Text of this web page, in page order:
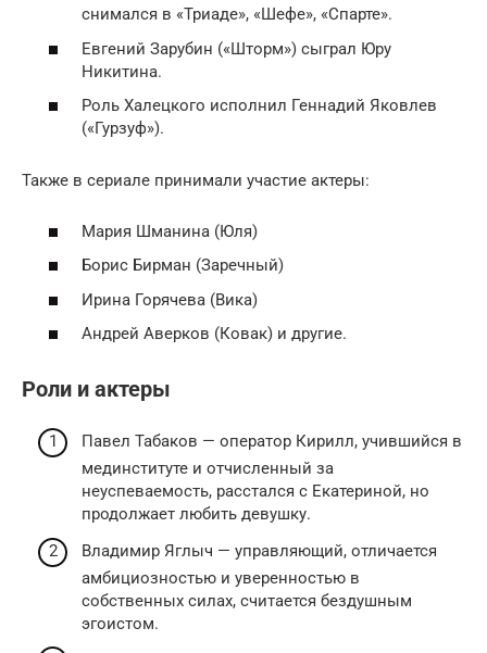
снимался в «Триаде», «Шефе», «Спарте».
Евгений Зарубин («Шторм») сыграл Юру
Никитина.
Роль Халецкого исполнил Геннадий Яковлев
(«Гурзуф»).
Также в сериале принимали участие актеры:
Мария Шманина (Юля)
Борис Бирман (Заречный)
Ирина Горячева (Вика)
Андрей Аверков (Ковак) и другие.
Роли и актеры
Павел Табаков — оператор Кирилл, учившийся в
мединституте и отчисленный за
неуспеваемость, расстался с Екатериной, но
продолжает любить девушку.
Владимир Яглыч — управляющий, отличается
амбициозностью и уверенностью в
собственных силах, считается бездушным
эгоистом.